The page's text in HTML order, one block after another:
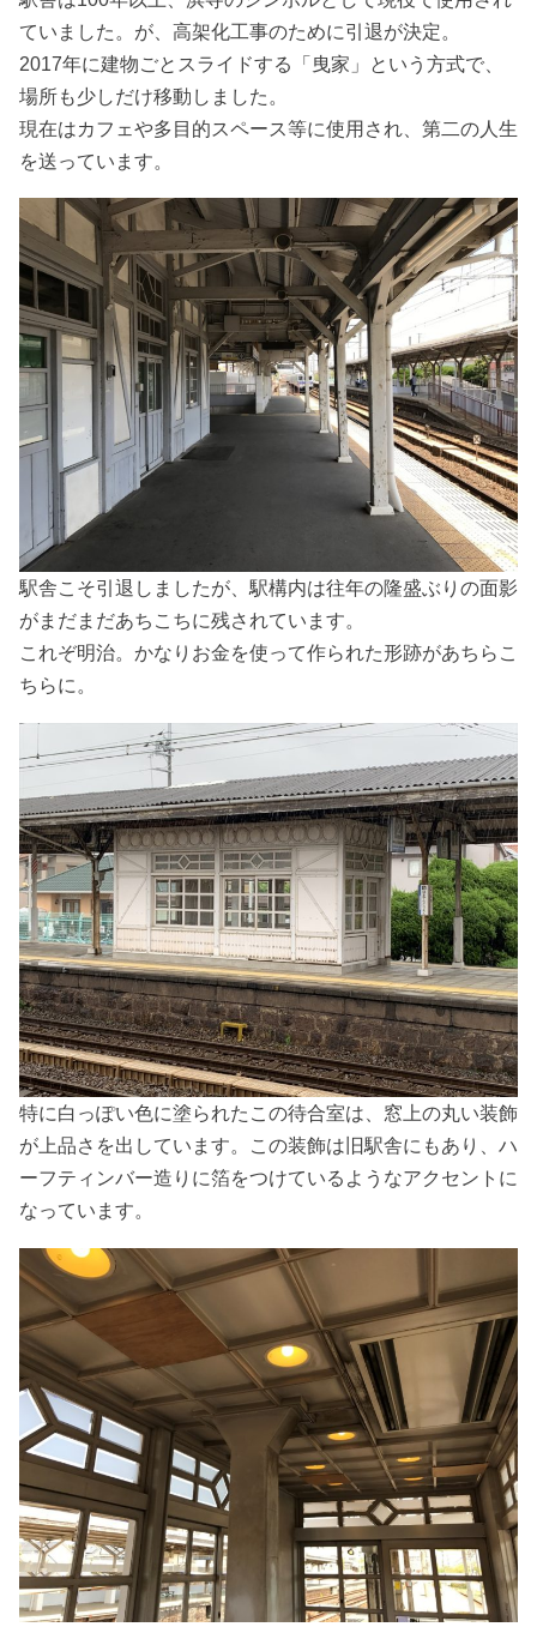
ていました。が、高架化工事のために引退が決定。
2017年に建物ごとスライドする「曳家」という方式で、
場所も少しだけ移動しました。
現在はカフェや多目的スペース等に使用され、第二の人生
を送っています。
駅舎こそ引退しましたが、駅構内は往年の隆盛ぶりの面影
がまだまだあちこちに残されています。
これぞ明治。かなりお金を使って作られた形跡があちらこ
ちらに。
特に白っぽい色に塗られたこの待合室は、窓上の丸い装飾
が上品さを出しています。この装飾は旧駅舎にもあり、ハ
ーフティンバー造りに箔をつけているようなアクセントに
なっています。